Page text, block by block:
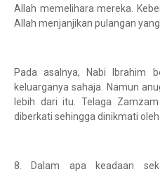
Allah memelihara mereka.
Allah menjanjikan pulangan
Pada asalnya, Nabi Ibrahim
keluarganya sahaja. Namun
lebih dari itu. Telaga
diberkati sehingga dinikmati
8. Dalam apa keadaan